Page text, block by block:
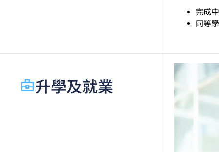
完成
同等
升學及就業